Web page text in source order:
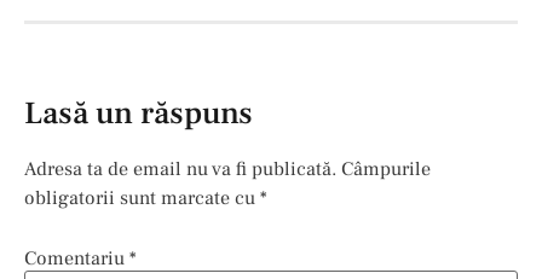
Lasă un răspuns
Adresa ta de email nu va fi publicată. Câmpurile
obligatorii sunt marcate cu *
Comentariu *